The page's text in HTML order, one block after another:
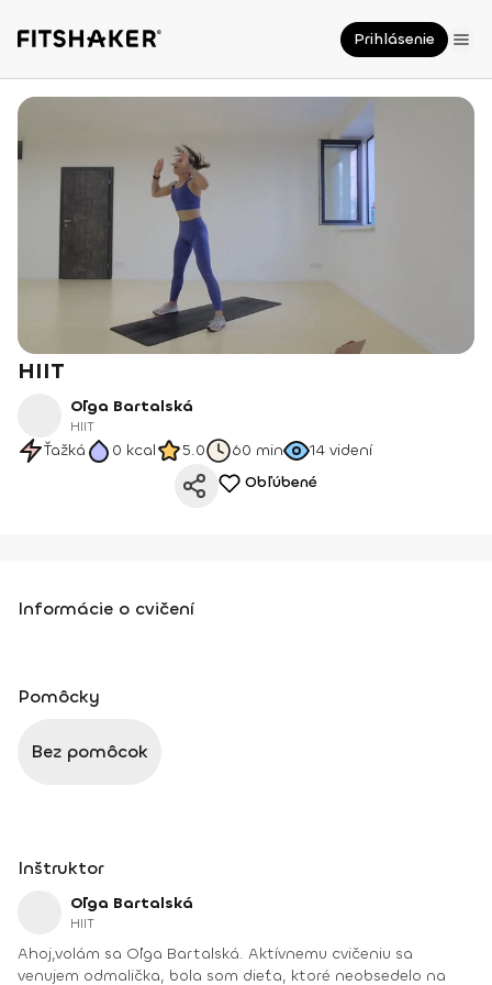
Prihlásenie
HIIT
Oľga Bartalská
HIIT
Ťažká 0 kcal 5.0 60 min 14 videní
Obľúbené
Informácie o cvičení
Pomôcky
Bez pomôcok
Inštruktor
Oľga Bartalská
HIIT
Ahoj,volám sa Oľga Bartalská. Aktívnemu cvičeniu sa
venujem odmalička, bola som dieťa, ktoré neobsedelo na